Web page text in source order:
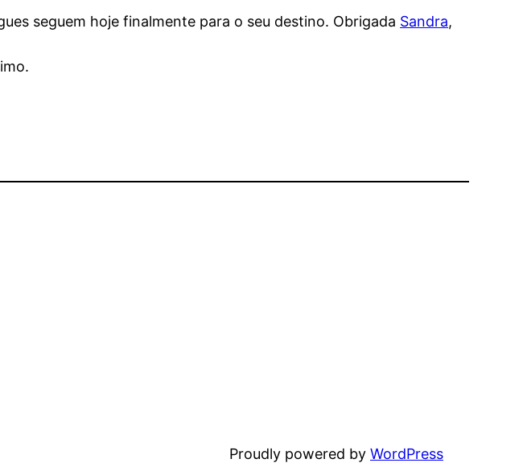
seguem hoje finalmente para o seu destino. Obrigada Sandra,
Proudly powered by WordPress